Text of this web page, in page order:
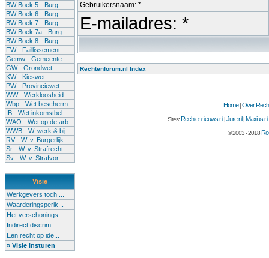
BW Boek 5 - Burg...
BW Boek 6 - Burg...
BW Boek 7 - Burg...
BW Boek 7a - Burg...
BW Boek 8 - Burg...
FW - Faillissement...
Gemw - Gemeente...
GW - Grondwet
KW - Kieswet
PW - Provinciewet
WW - Werkloosheid...
Wbp - Wet bescherm...
IB - Wet inkomstbel...
WAO - Wet op de arb..
WWB - W. werk & bij...
RV - W. v. Burgerlijk...
Sr - W. v. Strafrecht
Sv - W. v. Strafvor...
Visie
Werkgevers toch ...
Waarderingsperik...
Het verschonings...
Indirect discrim...
Een recht op ide...
» Visie insturen
Gebruikersnaam: *
E-mailadres: *
Rechtenforum.nl Index
Home|Over
Sites:Rechtennieuws.nl |Jure.nl |Maxius.nl
© 2003 - 2018